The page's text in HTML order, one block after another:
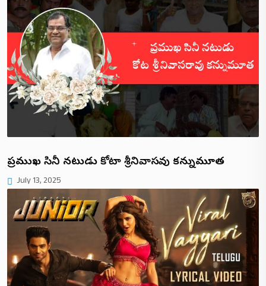
ప్రముఖ సినీ నటుడు కోటా శ్రీనివాసరావు కన్నుమూత
July 13, 2025